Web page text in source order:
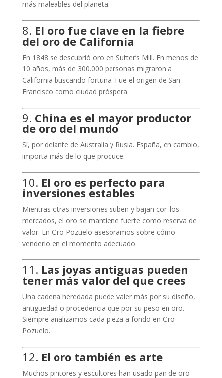
más maleables del planeta.
8. El oro fue clave en la fiebre
del oro de California
En 1848 se descubrió oro en Sutter’s Mill. En menos de
10 años, más de 300.000 personas migraron a
California buscando fortuna. Fue el origen de San
Francisco como ciudad próspera.
9. China es el mayor productor
de oro del mundo
Sí, por delante de Australia y Rusia. España, en cambio,
importa más de lo que produce.
10. El oro es perfecto para
inversiones estables
Mientras otras inversiones suben y bajan con los
mercados, el oro se mantiene fuerte como reserva de
valor. En Oro Pozuelo asesoramos sobre cómo
venderlo en el momento adecuado.
11. Las joyas antiguas pueden
tener más valor del que crees
Una cadena heredada puede valer más por su diseño,
antigüedad o procedencia que por su peso en oro.
Siempre analizamos cada pieza a fondo en Oro
Pozuelo.
12. El oro también es arte
Muchos pintores y escultores han usado pan de oro